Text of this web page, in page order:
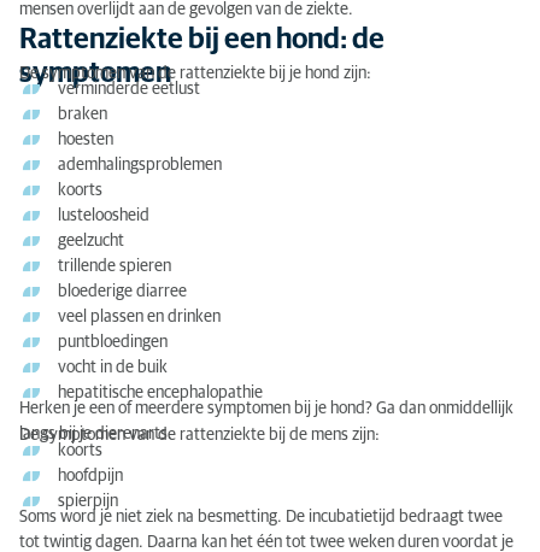
mensen overlijdt aan de gevolgen van de ziekte.
Rattenziekte bij een hond: de
symptomen
De symptomen van de rattenziekte bij je hond zijn:
verminderde eetlust
braken
hoesten
ademhalingsproblemen
koorts
lusteloosheid
geelzucht
trillende spieren
bloederige diarree
veel plassen en drinken
puntbloedingen
vocht in de buik
hepatitische encephalopathie
Herken je een of meerdere symptomen bij je hond? Ga dan onmiddellijk
langs bij je dierenarts.
De symptomen van de rattenziekte bij de mens zijn:
koorts
hoofdpijn
spierpijn
Soms word je niet ziek na besmetting. De incubatietijd bedraagt twee
tot twintig dagen. Daarna kan het één tot twee weken duren voordat je